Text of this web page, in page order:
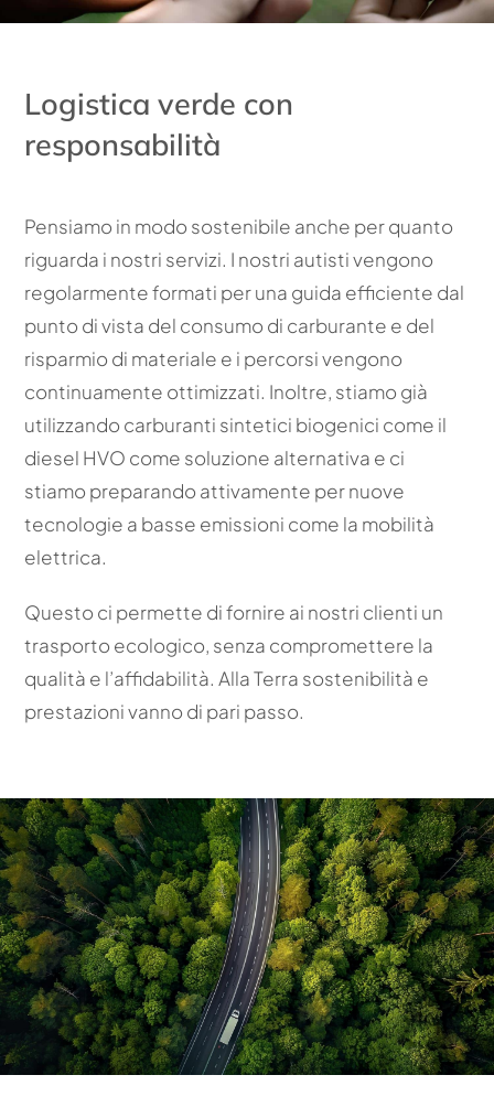
Logistica verde con
responsabilità
Pensiamo in modo sostenibile anche per quanto
riguarda i nostri servizi. I nostri autisti vengono
regolarmente formati per una guida efficiente dal
punto di vista del consumo di carburante e del
risparmio di materiale e i percorsi vengono
continuamente ottimizzati. Inoltre, stiamo già
utilizzando carburanti sintetici biogenici come il
diesel HVO come soluzione alternativa e ci
stiamo preparando attivamente per nuove
tecnologie a basse emissioni come la mobilità
elettrica.
Questo ci permette di fornire ai nostri clienti un
trasporto ecologico, senza compromettere la
qualità e l’affidabilità. Alla Terra sostenibilità e
prestazioni vanno di pari passo.